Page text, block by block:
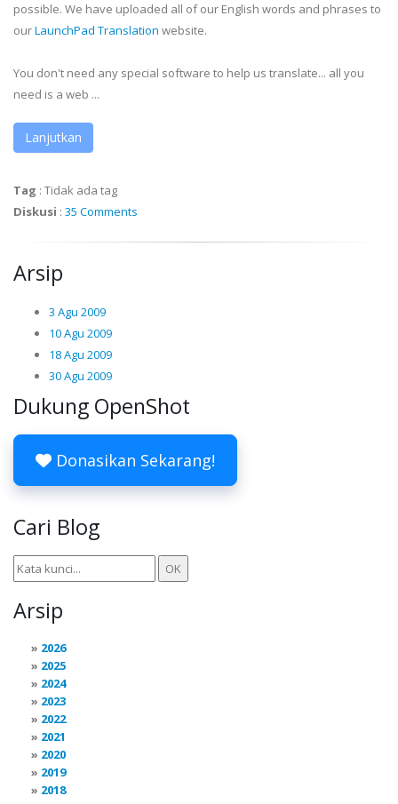
possible. We have uploaded all of our English words and phrases to
ourLaunchPad Translation website.
You don't need any special software to help us translate... all you
need is a web ...
Lanjutkan
Tag : Tidak ada tag
Diskusi : 35 Comments
Arsip
3 Agu 2009
10 Agu 2009
18 Agu 2009
30 Agu 2009
Dukung OpenShot
Donasikan Sekarang!
Cari Blog
Arsip
2026
2025
2024
2023
2022
2021
2020
2019
2018